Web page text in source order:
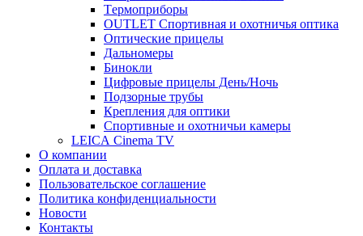
Tермоприборы
OUTLET Спортивная и охотничья оптика
Оптические прицелы
Дальномеры
Бинокли
Цифровые прицелы День/Ночь
Подзорные трубы
Крепления для оптики
Спортивные и охотничьи камеры
LEICA Cinema TV
О компании
Оплата и доставка
Пользовательское соглашение
Политика конфиденциальности
Новости
Контакты